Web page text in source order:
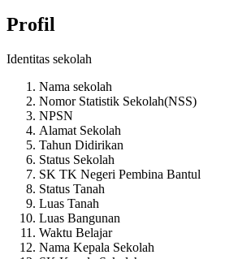
Profil
Identitas sekolah
Nama sekolah
Nomor Statistik Sekolah(NSS)
NPSN
Alamat Sekolah
Tahun Didirikan
Status Sekolah
SK TK Negeri Pembina Bantul
Status Tanah
Luas Tanah
Luas Bangunan
Waktu Belajar
Nama Kepala Sekolah